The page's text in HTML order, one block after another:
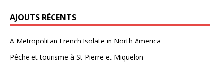
AJOUTS RÉCENTS
A Metropolitan French Isolate in North America
Pêche et tourisme à St-Pierre et Miquelon